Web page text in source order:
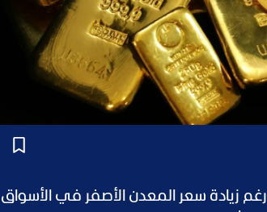
رغم زيادة سعر المعدن الأصفر في الأسواق